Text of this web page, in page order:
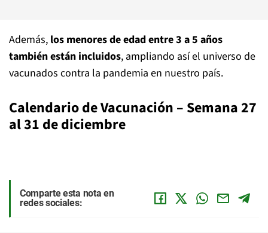
Además, los menores de edad entre 3 a 5 años
también están incluidos, ampliando así el universo de
vacunados contra la pandemia en nuestro país.
Calendario de Vacunación – Semana 27
al 31 de diciembre
Comparte esta nota en
redes sociales: